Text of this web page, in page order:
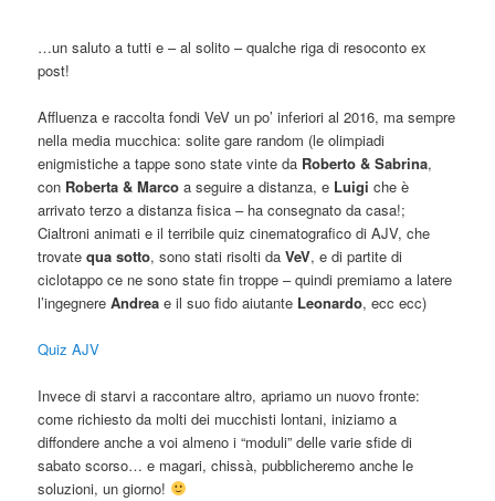
…un saluto a tutti e – al solito – qualche riga di resoconto ex
post!
Affluenza e raccolta fondi VeV un po’ inferiori al 2016, ma sempre
nella media mucchica: solite gare random (le olimpiadi
enigmistiche a tappe sono state vinte da Roberto & Sabrina,
con Roberta & Marco a seguire a distanza, e Luigi che è
arrivato terzo a distanza fisica – ha consegnato da casa!;
Cialtroni animati e il terribile quiz cinematografico di AJV, che
trovatequa sotto, sono stati risolti daVeV, e di partite di
ciclotappo ce ne sono state fin troppe – quindi premiamo a latere
l’ingegnereAndrea e il suo fido aiutante Leonardo, ecc ecc)
Quiz AJV
Invece di starvi a raccontare altro, apriamo un nuovo fronte:
come richiesto da molti dei mucchisti lontani, iniziamo a
diffondere anche a voi almeno i “moduli” delle varie sfide di
sabato scorso… e magari, chissà, pubblicheremo anche le
soluzioni, un giorno!